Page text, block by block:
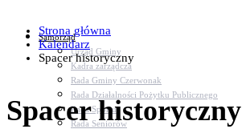
Samorząd
Urząd Gminy
Kadra zarządcza
Rada Gminy Czerwonak
Rada Działalności Pożytku Publicznego
Rada Sportu
Rada Seniorów
Strona główna
Kalendarz
Spacer historyczny
Spacer historyczny